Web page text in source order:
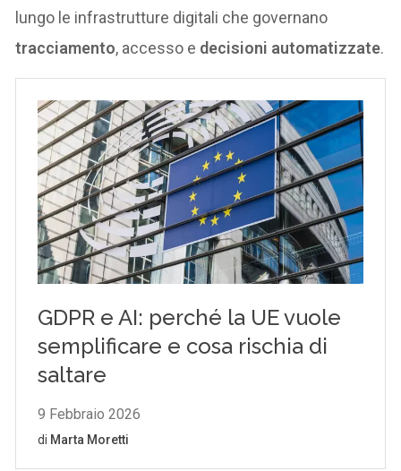
lungo le infrastrutture digitali che governano
tracciamento, accesso e decisioni automatizzate.